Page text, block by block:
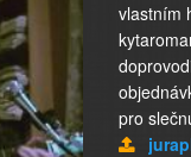
vlastním
pro